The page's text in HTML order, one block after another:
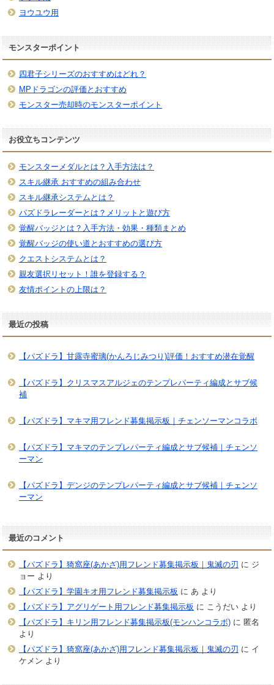
ヨウユウ用
モンスターポイント
四君子シリーズのおすすめはどれ？
MPドラゴンの評価とおすすめ
モンスター売却時のモンスターポイント
お役立ちコンテンツ
モンスターメダルとは？入手方法は？
スキル継承 おすすめの組み合わせ
スキル継承システムとは？
パズドラレーダーとは？メリットと遊び方
覚醒バッジとは？入手方法・効果・種類まとめ
覚醒バッジの使い道とおすすめの選び方
クエストシステムとは？
親友選択リセット！誰を登録する？
友情ポイントの上限は？
最近の投稿
【パズドラ】甘露寺蜜璃(かんろじみつり)評価！おすすめ潜在覚醒
【パズドラ】クリスマスアルジェのテンプレパーティ編成とサブ候
補
【パズドラ】マキマ用フレンド募集掲示板｜チェンソーマンコラボ
【パズドラ】マキマのテンプレパーティ編成とサブ候補｜チェンソ
ーマン
【パズドラ】デンジのテンプレパーティ編成とサブ候補｜チェンソ
ーマン
最近のコメント
【パズドラ】猗窩座(あかざ)用フレンド募集掲示板｜鬼滅の刃 に ジ
ョー より
【パズドラ】学園キオ用フレンド募集掲示板 に あ より
【パズドラ】アグリゲート用フレンド募集掲示板 に こうだいより
【パズドラ】キリン用フレンド募集掲示板(モンハンコラボ)に 匿名
より
【パズドラ】猗窩座(あかざ)用フレンド募集掲示板｜鬼滅の刃 に イ
ケメン より